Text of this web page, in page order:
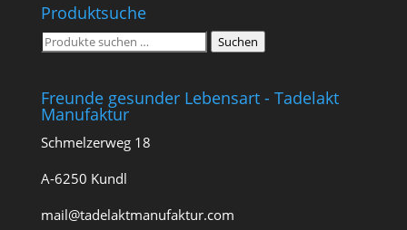
Produktsuche
Suchen
Suchen
Freunde gesunder Lebensart - Tadelakt
Manufaktur
Schmelzerweg 18
A-6250 Kundl
mail@tadelaktmanufaktur.com